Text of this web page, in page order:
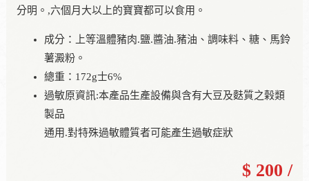
分明。,六個月大以上的寶寶都可以食用。
成分：上等溫體豬肉.鹽.醬油.豬油、調味料、糖、馬鈴
薯澱粉。
總重：172g士6%
過敏原資訊:本產品生產設備與含有大豆及麩質之榖類
製品
通用.對特殊過敏體質者可能產生過敏症狀
$ 200 /